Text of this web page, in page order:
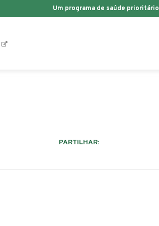
Um programa de saúde prioritário
PARTILHAR: